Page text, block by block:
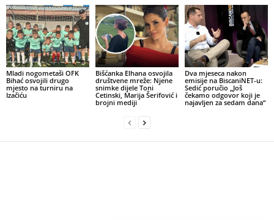
Mladi nogometaši OFK
Bihać osvojili drugo
mjesto na turniru na
Izačiću
Bišćanka Elhana osvojila
društvene mreže: Njene
snimke dijele Toni
Cetinski, Marija Šerifović i
brojni mediji
Dva mjeseca nakon
emisije na BiscaniNET-u:
Sedić poručio „Još
čekamo odgovor koji je
najavljen za sedam dana“